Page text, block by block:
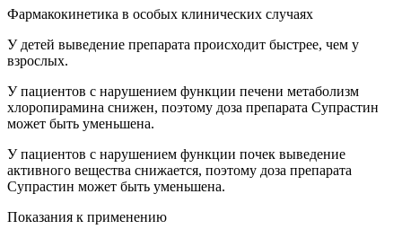
Фармакокинетика в особых клинических случаях
У детей выведение препарата происходит быстрее, чем у
взрослых.
У пациентов с нарушением функции печени метаболизм
хлоропирамина снижен, поэтому доза препарата Супрастин
может быть уменьшена.
У пациентов с нарушением функции почек выведение
активного вещества снижается, поэтому доза препарата
Супрастин может быть уменьшена.
Показания к применению